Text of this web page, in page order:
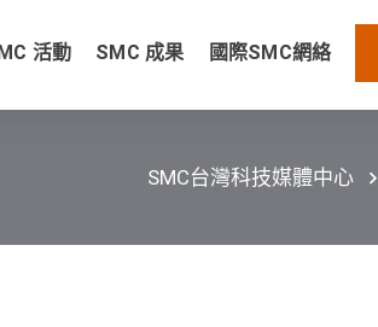
活動 SMC 成果 國際SMC網絡
SMC台灣科技媒體中心